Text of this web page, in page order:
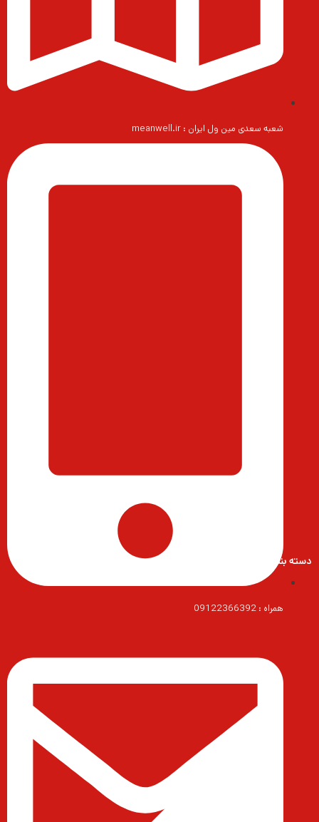
شعبه سعدی مین ول ایران : meanwell.ir
همراه : 09122366392
دسته بندی محصولات